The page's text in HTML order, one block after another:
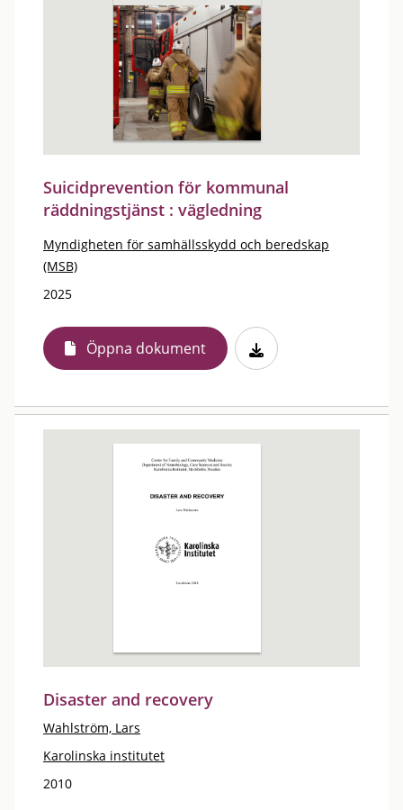
Suicidprevention för kommunal
räddningstjänst : vägledning
Myndigheten för samhällsskydd och beredskap
(MSB)
2025
Öppna dokument
Disaster and recovery
Wahlström, Lars
Karolinska institutet
2010